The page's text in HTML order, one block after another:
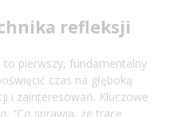
refleksji
to pierwszy, fundamentalny
czas na głęboką
i zainteresowań. Kluczowe
“Co sprawia, że tracę